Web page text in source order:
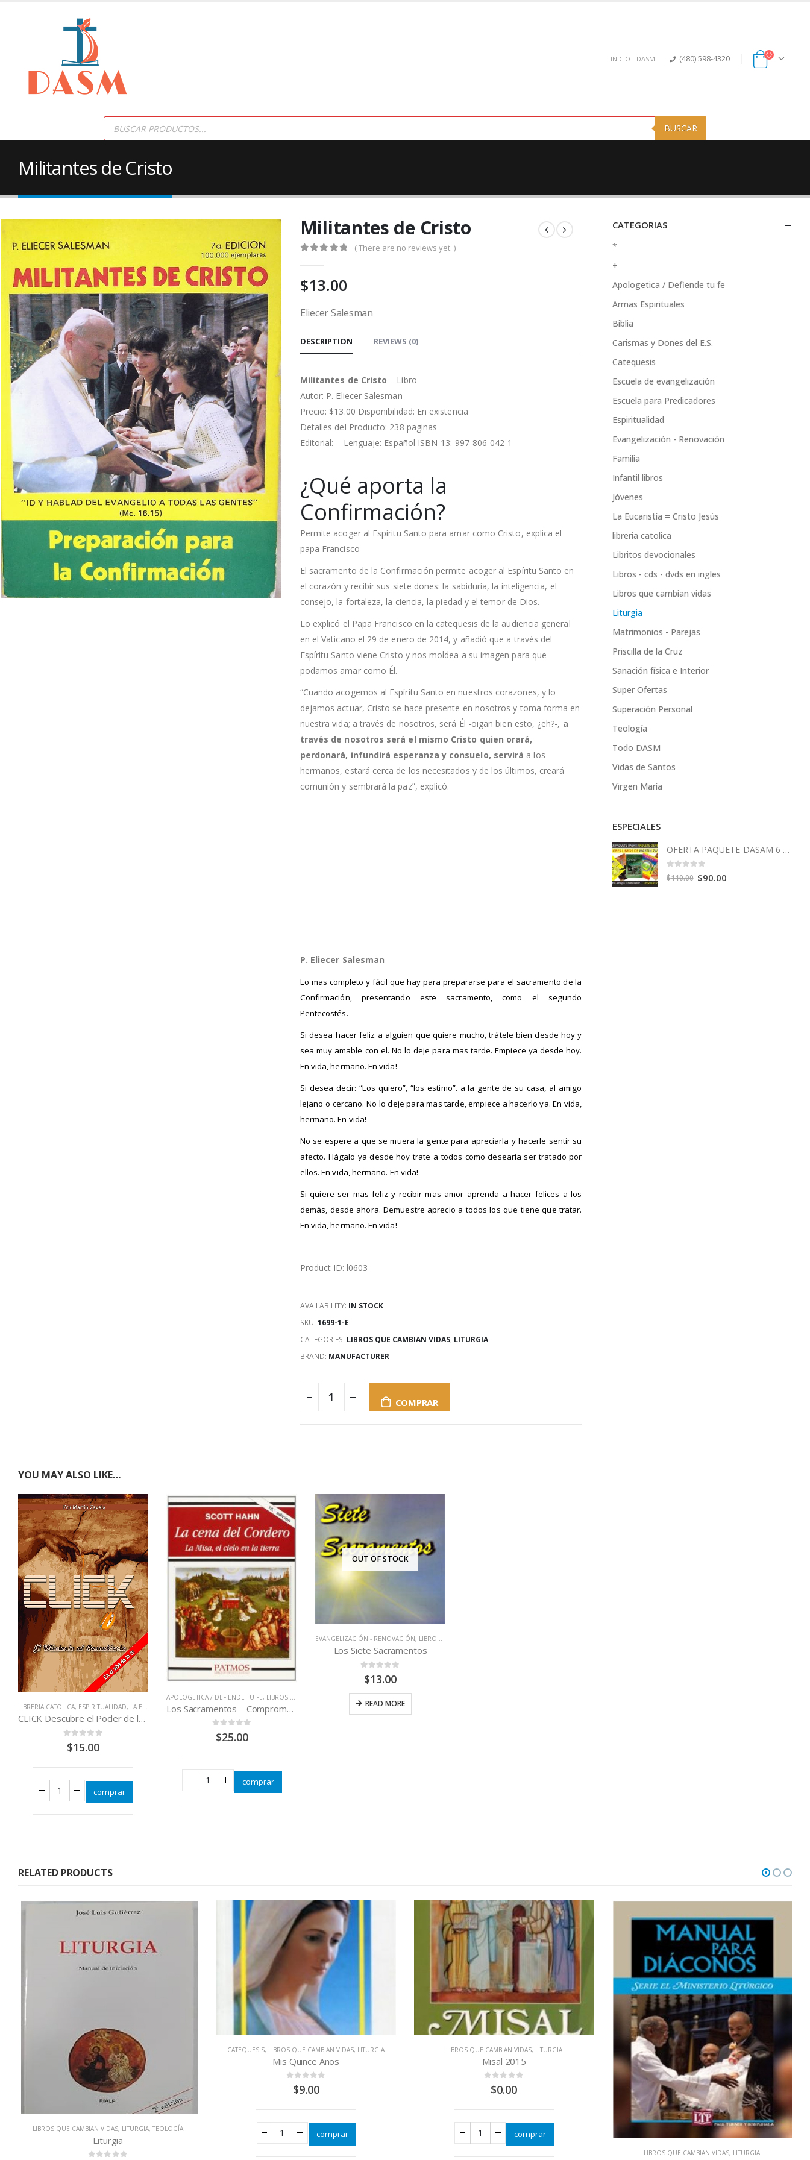
INICIO DASM (480) 598-4320
Products
search BUSCAR
Militantes de Cristo
Militantes de Cristo
( There are no reviews yet. )
$13.00
Eliecer Salesman
DESCRIPTION REVIEWS (0)
Militantes de Cristo – Libro
Autor: P. Eliecer Salesman
Precio: $13.00 Disponibilidad: En existencia
Detalles del Producto: 238 paginas
Editorial: – Lenguaje: Español ISBN-13: 997-806-042-1
¿Qué aporta la
Confirmación?
Permite acoger al Espíritu Santo para amar como Cristo, explica el
papa Francisco
El sacramento de la Confirmación permite acoger al Espíritu Santo en
el corazón y recibir sus siete dones: la sabiduría, la inteligencia, el
consejo, la fortaleza, la ciencia, la piedad y el temor de Dios.
Lo explicó el Papa Francisco en la catequesis de la audiencia general
en el Vaticano el 29 de enero de 2014, y añadió que a través del
Espíritu Santo viene Cristo y nos moldea a su imagen para que
podamos amar como Él.
“Cuando acogemos al Espíritu Santo en nuestros corazones, y lo
dejamos actuar, Cristo se hace presente en nosotros y toma forma en
nuestra vida; a través de nosotros, será Él -oigan bien esto, ¿eh?-, a
través de nosotros será el mismo Cristo quien orará,
perdonará, infundirá esperanza y consuelo, servirá a los
hermanos, estará cerca de los necesitados y de los últimos, creará
comunión y sembrará la paz”, explicó.
P. Eliecer Salesman
Lo mas completo y fácil que hay para prepararse para el sacramento de la
Confirmación, presentando este sacramento, como el segundo
Pentecostés.
Si desea hacer feliz a alguien que quiere mucho, trátele bien desde hoy y
sea muy amable con el. No lo deje para mas tarde. Empiece ya desde hoy.
En vida, hermano. En vida!
Si desea decir: “Los quiero”, “los estimo”. a la gente de su casa, al amigo
lejano o cercano. No lo deje para mas tarde, empiece a hacerlo ya. En vida,
hermano. En vida!
No se espere a que se muera la gente para apreciarla y hacerle sentir su
afecto. Hágalo ya desde hoy trate a todos como desearía ser tratado por
ellos. En vida, hermano. En vida!
Si quiere ser mas feliz y recibir mas amor aprenda a hacer felices a los
demás, desde ahora. Demuestre aprecio a todos los que tiene que tratar.
En vida, hermano. En vida!
Product ID: l0603
AVAILABILITY: IN STOCK
SKU: 1699-1-E
CATEGORIES: LIBROS QUE CAMBIAN VIDAS, LITURGIA
BRAND: MANUFACTURER
COMPRAR
YOU MAY ALSO LIKE…
LIBRERIA CATOLICA, ESPIRITUALIDAD, LA EUCARISTÍA = CRISTO JESÚS ,LITURGIA
CLICK Descubre el Poder de la santa Misa
out of 5
$15.00
comprar
APOLOGETICA / DEFIENDE TU FE, LIBROS QUE CAMBIAN VIDAS
Los Sacramentos – Comprometidos con Dios
out of 5
$25.00
comprar
OUT OF STOCK
EVANGELIZACIÓN - RENOVACIÓN, LIBROS QUE CAMBIAN VIDAS
Los Siete Sacramentos
out of 5
$13.00
READ MORE
CATEGORIAS
*
+
Apologetica / Defiende tu fe
Armas Espirituales
Biblia
Carismas y Dones del E.S.
Catequesis
Escuela de evangelización
Escuela para Predicadores
Espiritualidad
Evangelización - Renovación
Familia
Infantil libros
Jóvenes
La Eucaristía = Cristo Jesús
libreria catolica
Libritos devocionales
Libros - cds - dvds en ingles
Libros que cambian vidas
Liturgia
Matrimonios - Parejas
Priscilla de la Cruz
Sanación física e Interior
Super Ofertas
Superación Personal
Teología
Todo DASM
Vidas de Santos
Virgen María
ESPECIALES
OFERTA PAQUETE DASAM 6 Libros
0 out of 5
$110.00 Original
$90.00Current
RELATED PRODUCTS
LIBROS QUE CAMBIAN VIDAS, LITURGIA,TEOLOGÍA
Liturgia
CATEQUESIS, LIBROS QUE CAMBIAN VIDAS, LITURGIA
Mis Quince Años
out of 5
$9.00
comprar
LIBROS QUE CAMBIAN VIDAS, LITURGIA
Misal 2015
out of 5
$0.00
comprar
LIBROS QUE CAMBIAN VIDAS, LITURGIA